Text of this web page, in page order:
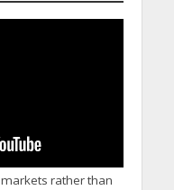
rather than